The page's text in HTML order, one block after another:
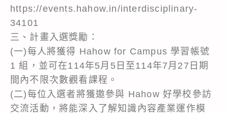
https://events.hahow.in/interdisciplinary-
34101
三、計畫入選獎勵：
(一)每人將獲得 Hahow for Campus 學習帳號
1 組，並可在114年5月5日至114年7月27日期
間內不限次數觀看課程。
(二)每位入選者將獲邀參與 Hahow 好學校參訪
交流活動，將能深入了解知識內容產業運作模